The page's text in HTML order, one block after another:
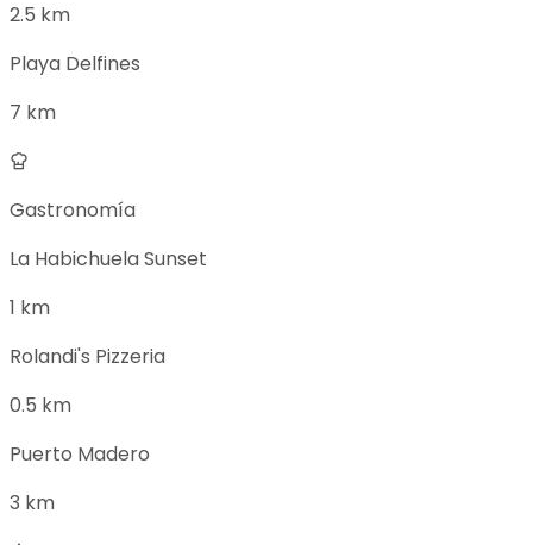
2.5 km
Playa Delfines
7 km
Gastronomía
La Habichuela Sunset
1 km
Rolandi's Pizzeria
0.5 km
Puerto Madero
3 km